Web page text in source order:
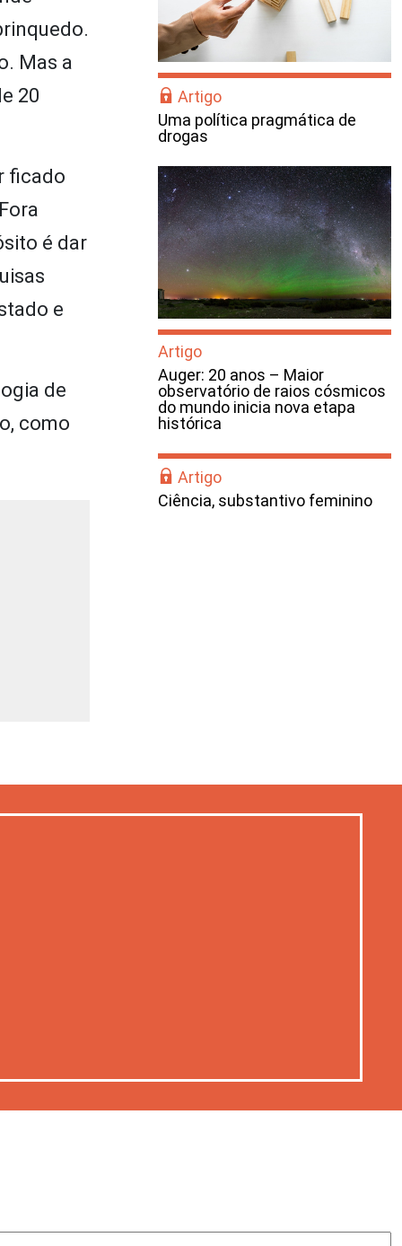
Mas a
20
ficado
é dar
e
de
como
Artigo
Uma política pragmática de
drogas
Artigo
Auger: 20 anos – Maior
observatório de raios cósmicos
do mundo inicia nova etapa
histórica
Artigo
Ciência, substantivo feminino